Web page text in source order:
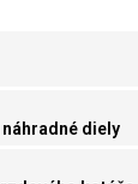
diely